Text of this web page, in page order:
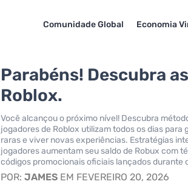
Comunidade Global Economia
Parabéns! Descubra
Roblox.
Você alcançou o próximo nível! Descubra
jogadores de Roblox utilizam todos os dias
raras e viver novas experiências. Estratégias
jogadores aumentam seu saldo de Robux com
códigos promocionais oficiais lançados durante
POR:JAMES EM FEVEREIRO 20, 2026